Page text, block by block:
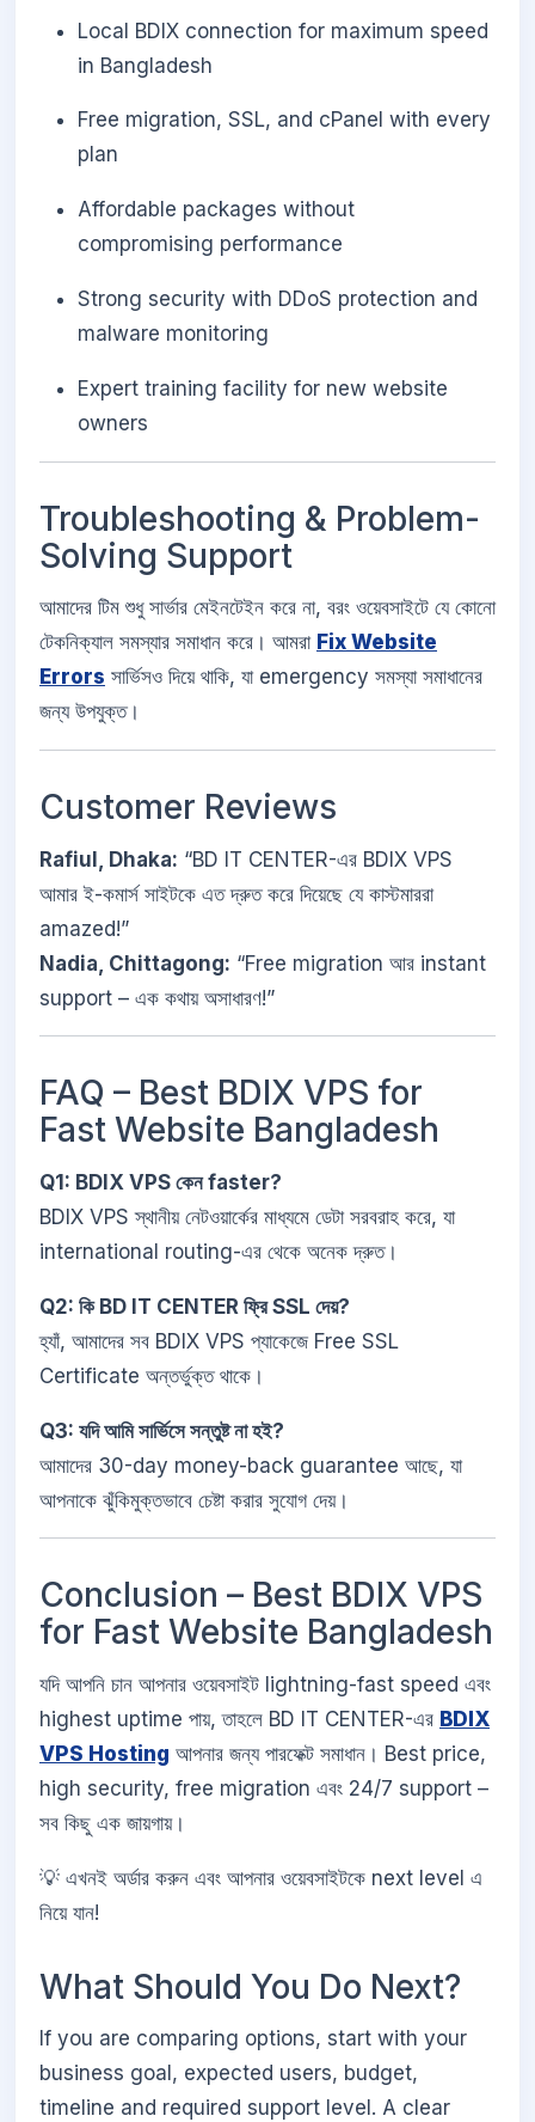
Local BDIX connection for maximum speed
in Bangladesh
Free migration, SSL, and cPanel with every
plan
Affordable packages without
compromising performance
Strong security with DDoS protection and
malware monitoring
Expert training facility for new website
owners
Troubleshooting & Problem-
Solving Support
আমাদের টিম শুধু সার্ভার মেইনটেইন করে না, বরং ওয়েবসাইটে যে কোনো
টেকনিক্যাল সমস্যার সমাধান করে। আমরা Fix Website
Errors সার্ভিসও দিয়ে থাকি, যা emergency সমস্যা সমাধানের
জন্য উপযুক্ত।
Customer Reviews
Rafiul, Dhaka: “BD IT CENTER-এর BDIX VPS
আমার ই-কমার্স সাইটকে এত দ্রুত করে দিয়েছে যে কাস্টমাররা
amazed!”
Nadia, Chittagong: “Free migration আর instant
support – এক কথায় অসাধারণ!”
FAQ – Best BDIX VPS for
Fast Website Bangladesh
Q1: BDIX VPS কেন faster?
BDIX VPS স্থানীয় নেটওয়ার্কের মাধ্যমে ডেটা সরবরাহ করে, যা
international routing-এর থেকে অনেক দ্রুত।
Q2: কি BD IT CENTER ফ্রি SSL দেয়?
হ্যাঁ, আমাদের সব BDIX VPS প্যাকেজে Free SSL
Certificate অন্তর্ভুক্ত থাকে।
Q3: যদি আমি সার্ভিসে সন্তুষ্ট না হই?
আমাদের 30-day money-back guarantee আছে, যা
আপনাকে ঝুঁকিমুক্তভাবে চেষ্টা করার সুযোগ দেয়।
Conclusion – Best BDIX VPS
for Fast Website Bangladesh
যদি আপনি চান আপনার ওয়েবসাইট lightning-fast speed এবং
highest uptime পায়, তাহলে BD IT CENTER-এর BDIX
VPS Hosting আপনার জন্য পারফেক্ট সমাধান। Best price,
high security, free migration এবং 24/7 support –
সব কিছু এক জায়গায়।
💡 এখনই অর্ডার করুন এবং আপনার ওয়েবসাইটকে next level এ
নিয়ে যান!
What Should You Do Next?
If you are comparing options, start with your
business goal, expected users, budget,
timeline and required support level. A clear